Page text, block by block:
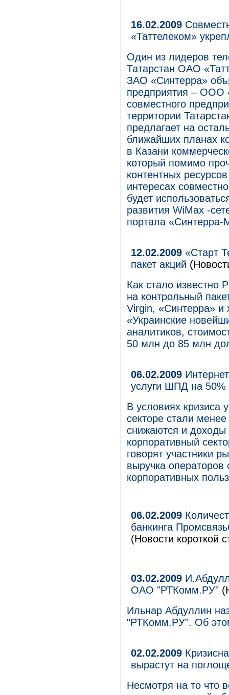
16.02.2009
«Таттелеком»
Один из лидеров
Татарстан ОАО
ЗАО «Синтерра»
предприятия – ООО
совместного
территории
предлагает на
ближайших планах
в Казани
который помимо
контентных
интересах
будет
развития WiMax -
портала «Синтерра-
12.02.2009 «Старт
пакет акций
Как стало известно
на контрольный
Virgin, «Синтерра» и
«Украинские
аналитиков,
50 млн до 85 млн
06.02.2009
услуги ШПД на
В условиях кризиса
секторе стали
снижаются и доходы
корпоративный
говорят участники
выручка
корпоративных
06.02.2009
банкинга
(Новости короткой
03.02.2009
ОАО "РТКомм.РУ"
Ильнар Абдуллин
"РТКомм.РУ". Об
02.02.2009
вырастут на
Несмотря на то что